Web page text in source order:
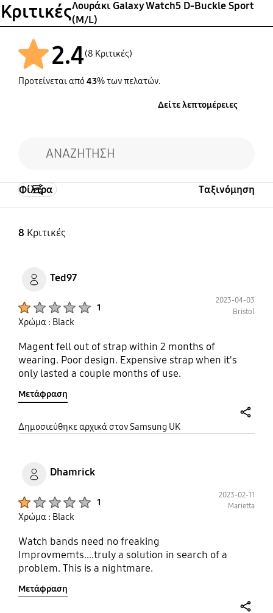
ΚριτικέςΛουράκι Galaxy Watch5 D-Buckle Sport
(M/L)
2.4(8 Κριτικές)
Προτείνεται από43% των πελατών.
Δείτε λεπτομέρειες
8 Κριτικές
Φίλτρα Ταξινόμηση
Ted97
1
2023-04-03
Bristol
Χρώμα : Black
Magent fell out of strap within 2 months of
wearing. Poor design. Expensive strap when it's
only lasted a couple months of use.
Μετάφραση
Δημοσιεύθηκε αρχικά στον Samsung UK
Dhamrick
1
2023-02-11
Marietta
Χρώμα : Black
Watch bands need no freaking
Improvmemts....truly a solution in search of a
problem. This is a nightmare.
Μετάφραση